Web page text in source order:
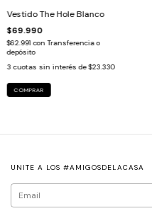
Vestido The Hole Blanco
$69.990
$62.991con Transferencia o
depósito
3 cuotas sin interés de$23.330
COMPRAR
UNITE A LOS #AMIGOSDELACASA